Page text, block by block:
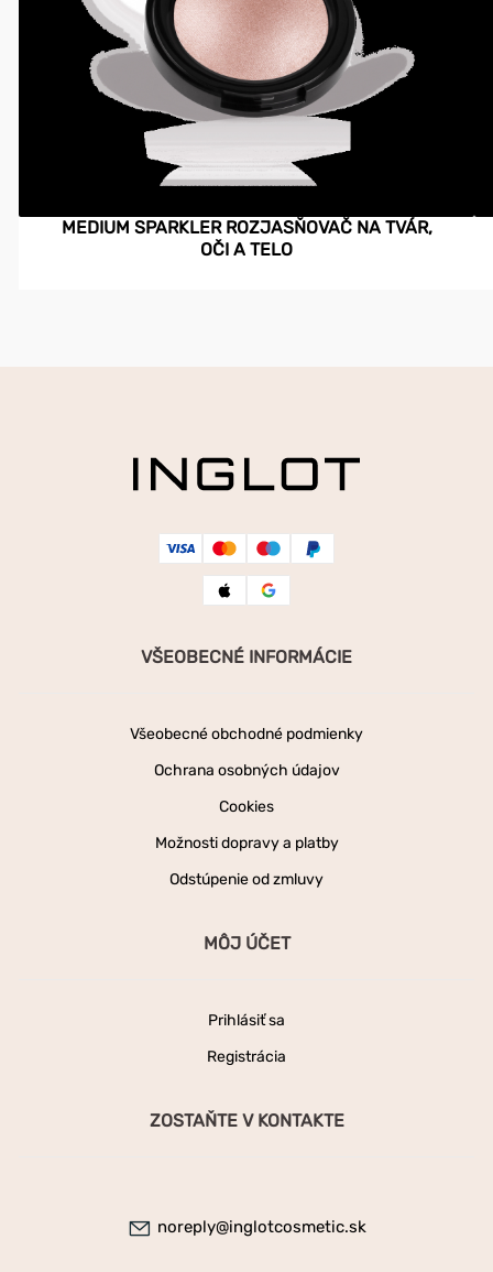
MEDIUM SPARKLER ROZJASŇOVAČ NA TVÁR,
OČI A TELO
VŠEOBECNÉ INFORMÁCIE
Všeobecné obchodné podmienky
Ochrana osobných údajov
Cookies
Možnosti dopravy a platby
Odstúpenie od zmluvy
MÔJ ÚČET
Prihlásiť sa
Registrácia
ZOSTAŇTE V KONTAKTE
noreply@inglotcosmetic.sk